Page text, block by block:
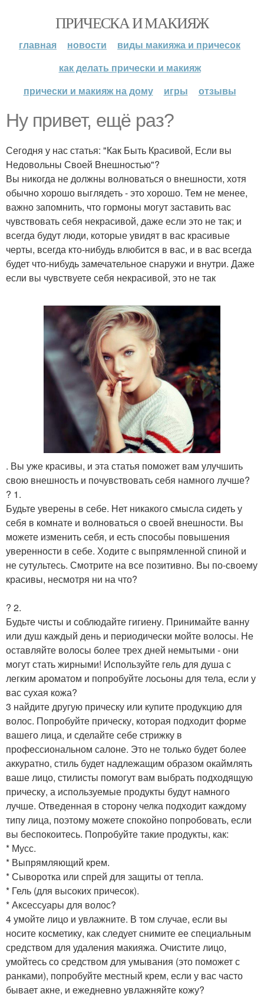
ПРИЧЕСКА И МАКИЯЖ
главная новости
виды макияжа и причесок
как делать прически и макияж
прически и макияж на дому
игры отзывы
Ну привет, ещё раз?
Сегодня у нас статья: "Как Быть Красивой, Если вы
Недовольны Своей Внешностью"?
Вы никогда не должны волноваться о внешности, хотя
обычно хорошо выглядеть - это хорошо. Тем не менее,
важно запомнить, что гормоны могут заставить вас
чувствовать себя некрасивой, даже если это не так; и
всегда будут люди, которые увидят в вас красивые
черты, всегда кто-нибудь влюбится в вас, и в вас всегда
будет что-нибудь замечательное снаружи и внутри. Даже
если вы чувствуете себя некрасивой, это не так
. Вы уже красивы, и эта статья поможет вам улучшить
свою внешность и почувствовать себя намного лучше?
? 1.
Будьте уверены в себе. Нет никакого смысла сидеть у
себя в комнате и волноваться о своей внешности. Вы
можете изменить себя, и есть способы повышения
уверенности в себе. Ходите с выпрямленной спиной и
не сутультесь. Смотрите на все позитивно. Вы по-своему
красивы, несмотря ни на что?
? 2.
Будьте чисты и соблюдайте гигиену. Принимайте ванну
или душ каждый день и периодически мойте волосы. Не
оставляйте волосы более трех дней немытыми - они
могут стать жирными! Используйте гель для душа с
легким ароматом и попробуйте лосьоны для тела, если у
вас сухая кожа?
3 найдите другую прическу или купите продукцию для
волос. Попробуйте прическу, которая подходит форме
вашего лица, и сделайте себе стрижку в
профессиональном салоне. Это не только будет более
аккуратно, стиль будет надлежащим образом окаймлять
ваше лицо, стилисты помогут вам выбрать подходящую
прическу, а используемые продукты будут намного
лучше. Отведенная в сторону челка подходит каждому
типу лица, поэтому можете спокойно попробовать, если
вы беспокоитесь. Попробуйте такие продукты, как:
* Мусс.
* Выпрямляющий крем.
* Сыворотка или спрей для защиты от тепла.
* Гель (для высоких причесок).
* Аксессуары для волос?
4 умойте лицо и увлажните. В том случае, если вы
носите косметику, как следует снимите ее специальным
средством для удаления макияжа. Очистите лицо,
умойтесь со средством для умывания (это поможет с
ранками), попробуйте местный крем, если у вас часто
бывает акне, и ежедневно увлажняйте кожу?